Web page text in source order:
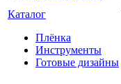
Каталог
Плёнка
Инструменты
Готовые дизайны